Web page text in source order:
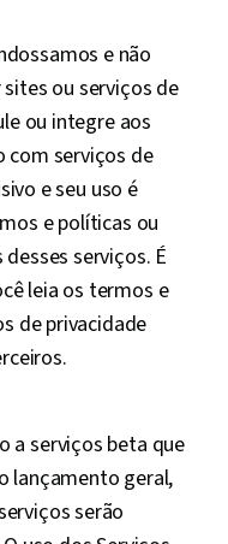
e não
ou serviços de
ou integre aos
com serviços de
e seu uso é
e políticas ou
serviços. É
leia os termos e
de privacidade
a serviços beta que
lançamento geral,
serão